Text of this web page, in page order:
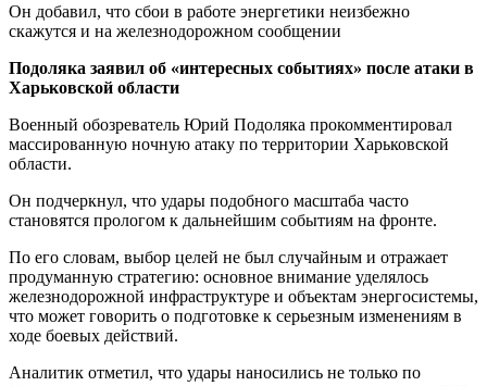
Он добавил, что сбои в работе энергетики неизбежно
скажутся и на железнодорожном сообщении
Подоляка заявил об «интересных событиях» после атаки в
Харьковской области
Военный обозреватель Юрий Подоляка прокомментировал
массированную ночную атаку по территории Харьковской
области.
Он подчеркнул, что удары подобного масштаба часто
становятся прологом к дальнейшим событиям на фронте.
По его словам, выбор целей не был случайным и отражает
продуманную стратегию: основное внимание уделялось
железнодорожной инфраструктуре и объектам энергосистемы,
что может говорить о подготовке к серьезным изменениям в
ходе боевых действий.
Аналитик отметил, что удары наносились не только по